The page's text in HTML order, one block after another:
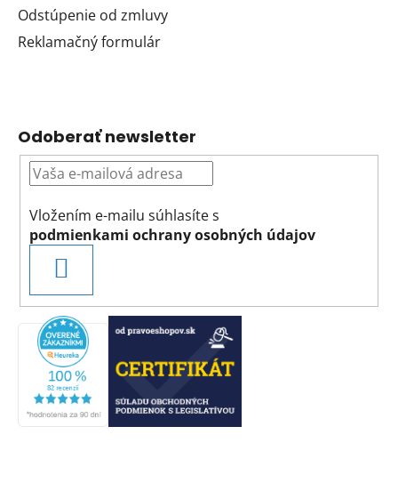
Odstúpenie od zmluvy
Reklamačný formulár
Odoberať newsletter
Vložením e-mailu súhlasíte s
podmienkami ochrany osobných údajov
SA